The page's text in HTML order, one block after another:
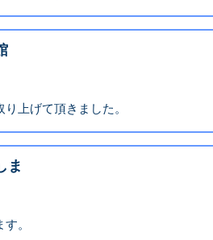
上げて頂きました。
ま
。